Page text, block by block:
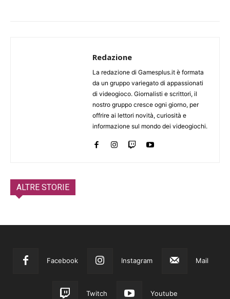
Redazione
La redazione di Gamesplus.it è formata
da un gruppo variegato di appassionati
di videogioco. Giornalisti e scrittori, il
nostro gruppo cresce ogni giorno, per
offrire ai lettori novità, curiosità e
informazione sul mondo dei videogiochi.
ALTRE STORIE
Facebook Instagram Mail
Twitch Youtube